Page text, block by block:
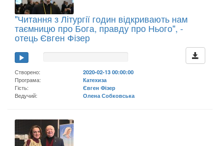
"Читання з Літургії годин відкривають нам
таємницю про Бога, правду про Нього", -
отець Євген Фізер
Створено:
2020-02-13 00:00:00
Програма:
Катехиза
Гість:
Євген Фізер
Ведучий:
Олена Собковська